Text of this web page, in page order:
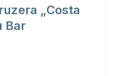
„Costa
Bar